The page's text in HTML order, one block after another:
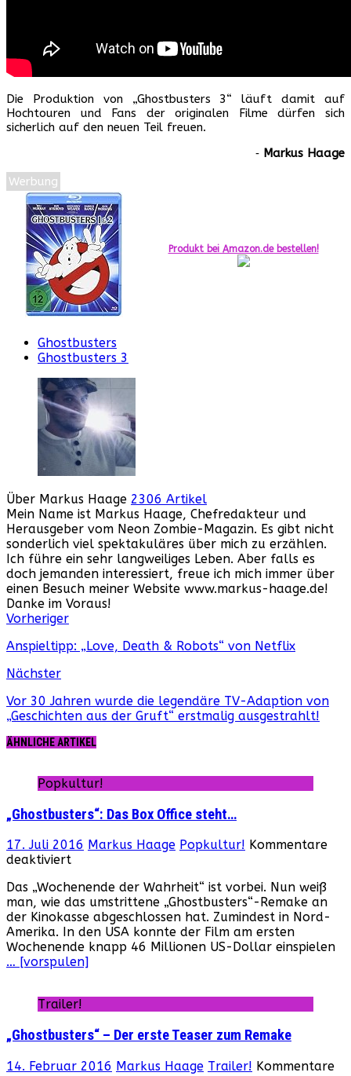
Die Produktion von „Ghostbusters 3“ läuft damit auf
Hochtouren und Fans der originalen Filme dürfen sich
sicherlich auf den neuen Teil freuen.
‐ Markus Haage
Werbung
Produkt bei Amazon.de bestellen!
Ghostbusters
Ghostbusters 3
Über Markus Haage 2306 Artikel
Mein Name ist Markus Haage, Chefredakteur und
Herausgeber vom Neon Zombie-Magazin. Es gibt nicht
sonderlich viel spektakuläres über mich zu erzählen.
Ich führe ein sehr langweiliges Leben. Aber falls es
doch jemanden interessiert, freue ich mich immer über
einen Besuch meiner Website www.markus-haage.de!
Danke im Voraus!
Webseite
Facebook
Instagram
YouTube
Vorheriger
Anspieltipp: „Love, Death & Robots“ von Netflix
Nächster
Vor 30 Jahren wurde die legendäre TV-Adaption von
„Geschichten aus der Gruft“ erstmalig ausgestrahlt!
ÄHNLICHE ARTIKEL
Popkultur!
„Ghostbusters“: Das Box Office steht…
17. Juli 2016 Markus Haage Popkultur! Kommentare
deaktiviertfür
Das
Box
Office
steht…
Das „Wochenende der Wahrheit“ ist vorbei. Nun weiß
man, wie das umstrittene „Ghostbusters“-Remake an
der Kinokasse abgeschlossen hat. Zumindest in Nord-
Amerika. In den USA konnte der Film am ersten
Wochenende knapp 46 Millionen US-Dollar einspielen
… [vorspulen]
Trailer!
„Ghostbusters“ – Der erste Teaser zum Remake
14. Februar 2016 Markus Haage Trailer! Kommentare